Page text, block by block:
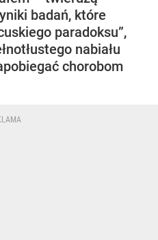
badań, które
paradoksu”,
nabiału
chorobom